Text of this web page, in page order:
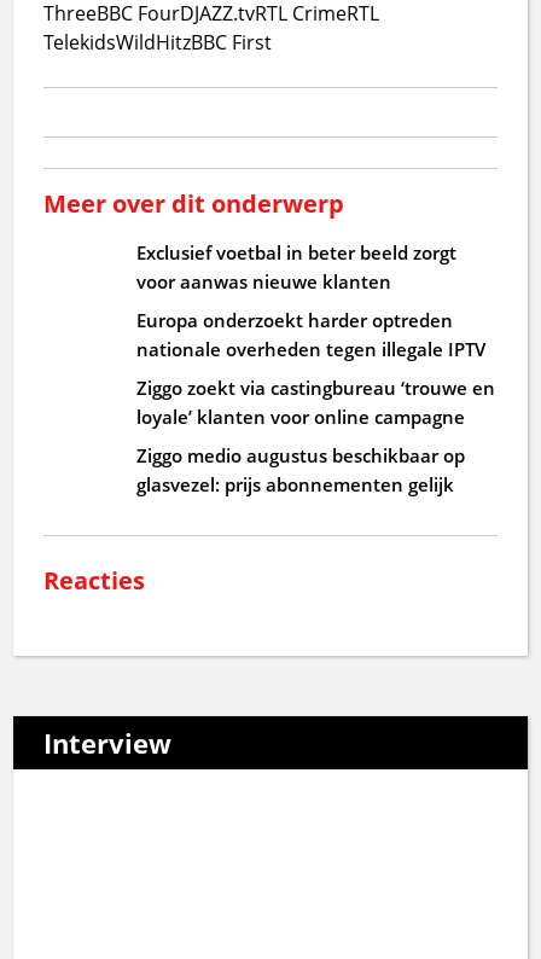
ThreeBBC FourDJAZZ.tvRTL CrimeRTL
TelekidsWildHitzBBC First
Meer over dit onderwerp
Exclusief voetbal in beter beeld zorgt
voor aanwas nieuwe klanten
Europa onderzoekt harder optreden
nationale overheden tegen illegale IPTV
Ziggo zoekt via castingbureau ‘trouwe en
loyale’ klanten voor online campagne
Ziggo medio augustus beschikbaar op
glasvezel: prijs abonnementen gelijk
Reacties
Interview